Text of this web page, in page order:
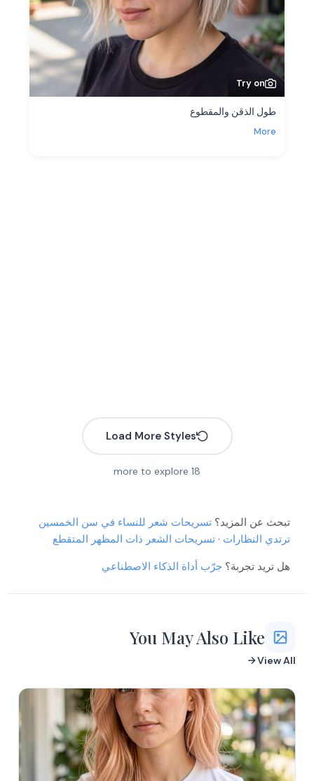
Try on
طول الذقن والمقطوع
More
More
More
More
More
More
More
More
Load More Styles
18
تبحث عن المزيد؟ تسريحات شعر للنساء في سن الخمسين
ترتدي النظارات · تسريحات الشعر ذات المظهر المتقطع
هل تريد تجربة؟ جرّب أداة الذكاء الاصطناعي
You May Also Like
View All